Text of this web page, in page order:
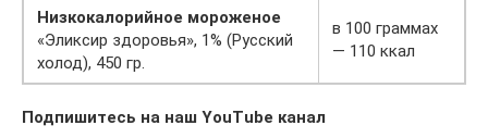
Низкокалорийное мороженое
«Эликсир здоровья», 1% (Русский
холод), 450 гр.
в 100 граммах
— 110 ккал
Подпишитесь на наш YouTube канал